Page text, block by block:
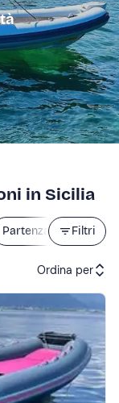
in Sicilia
Filtri
Partenza Durata
Ordina per
consigliate
(crescente)
(decrescente)